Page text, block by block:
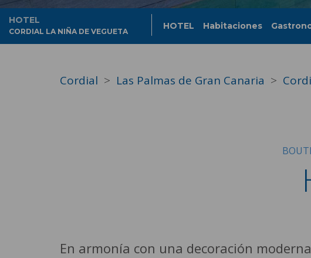
HOTEL
CORDIAL LA NIÑA DE VEGUETA
HOTEL Habitaciones
Cordial Las Palmas de Gran Canaria
En armonía con una decoración